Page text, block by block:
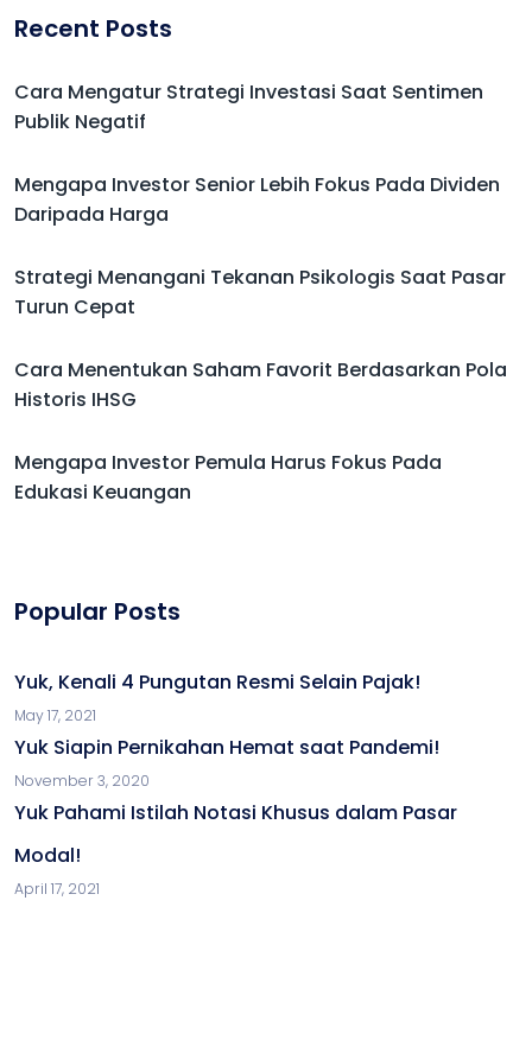
Recent Posts
Cara Mengatur Strategi Investasi Saat Sentimen
Publik Negatif
Mengapa Investor Senior Lebih Fokus Pada Dividen
Daripada Harga
Strategi Menangani Tekanan Psikologis Saat Pasar
Turun Cepat
Cara Menentukan Saham Favorit Berdasarkan Pola
Historis IHSG
Mengapa Investor Pemula Harus Fokus Pada
Edukasi Keuangan
Popular Posts
Yuk, Kenali 4 Pungutan Resmi Selain Pajak!
May 17, 2021
Yuk Siapin Pernikahan Hemat saat Pandemi!
November 3, 2020
Yuk Pahami Istilah Notasi Khusus dalam Pasar
Modal!
April 17, 2021